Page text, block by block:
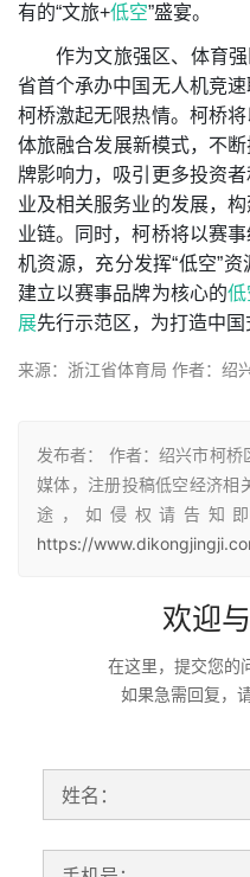
有的“文旅+低空”盛宴。
作为文旅强区、体育
省首个承办中国无人机竞
柯桥激起无限热情。柯桥
体旅融合发展新模式，不断
牌影响力，吸引更多投资
业及相关服务业的发展，
业链。同时，柯桥将以赛
机资源，充分发挥“低空”资
建立以赛事品牌为核心的低
展先行示范区，为打造中国
来源：浙江省体育局 作者：绍
发布者： 作者：绍兴市柯
媒体，注册投稿低空经济相
途，如侵权请告知
https://
欢迎
在这里，提交您的
如果急需回复，
姓名：